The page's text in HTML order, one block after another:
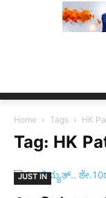
Home Tags HK
Tag: HK
JUST IN